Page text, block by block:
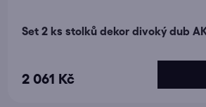
Set 2 ks stolků dekor divoký dub
hodnocení
2 061 Kč